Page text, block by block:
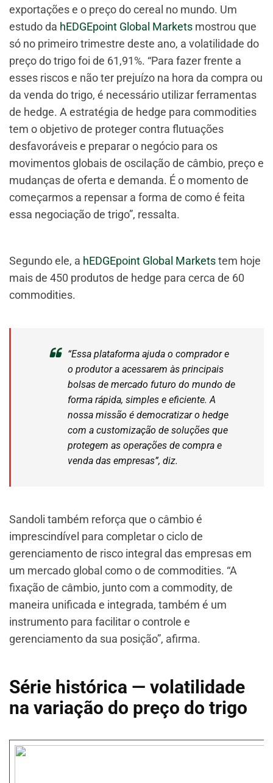
exportações e o preço do cereal no mundo. Um
estudo da hEDGEpoint Global Markets mostrou que
só no primeiro trimestre deste ano, a volatilidade do
preço do trigo foi de 61,91%. “Para fazer frente a
esses riscos e não ter prejuízo na hora da compra ou
da venda do trigo, é necessário utilizar ferramentas
de hedge. A estratégia de hedge para commodities
tem o objetivo de proteger contra flutuações
desfavoráveis e preparar o negócio para os
movimentos globais de oscilação de câmbio, preço e
mudanças de oferta e demanda. É o momento de
começarmos a repensar a forma de como é feita
essa negociação de trigo”, ressalta.
Segundo ele, a hEDGEpoint Global Marketstem hoje
mais de 450 produtos de hedge para cerca de 60
commodities.
“Essa plataforma ajuda o comprador e
o produtor a acessarem às principais
bolsas de mercado futuro do mundo de
forma rápida, simples e eficiente. A
nossa missão é democratizar o hedge
com a customização de soluções que
protegem as operações de compra e
venda das empresas”, diz.
Sandoli também reforça que o câmbio é
imprescindível para completar o ciclo de
gerenciamento de risco integral das empresas em
um mercado global como o de commodities. “A
fixação de câmbio, junto com a commodity, de
maneira unificada e integrada, também é um
instrumento para facilitar o controle e
gerenciamento da sua posição”, afirma.
Série histórica — volatilidade
na variação do preço do trigo